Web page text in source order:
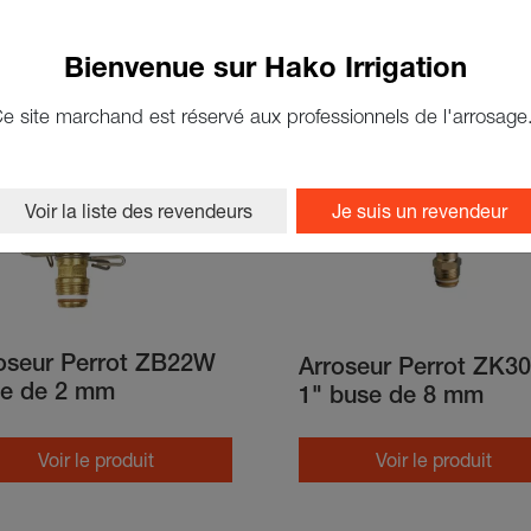
Perrot ZB22W
de 2 mm
Voir le produit
Arroseur Perrot
1" buse de 8 mm
Voir le produit
Bienvenue sur Hako Irrigation
site marchand est réservé aux professionnels de l'arrosage.
Voir la liste des revendeurs Je suis un revendeur